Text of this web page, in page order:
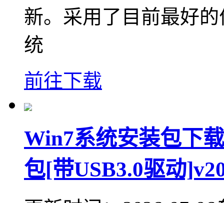
新。采用了目前最好
统
前往下载
Win7系统安装包下
包[带USB3.0驱动